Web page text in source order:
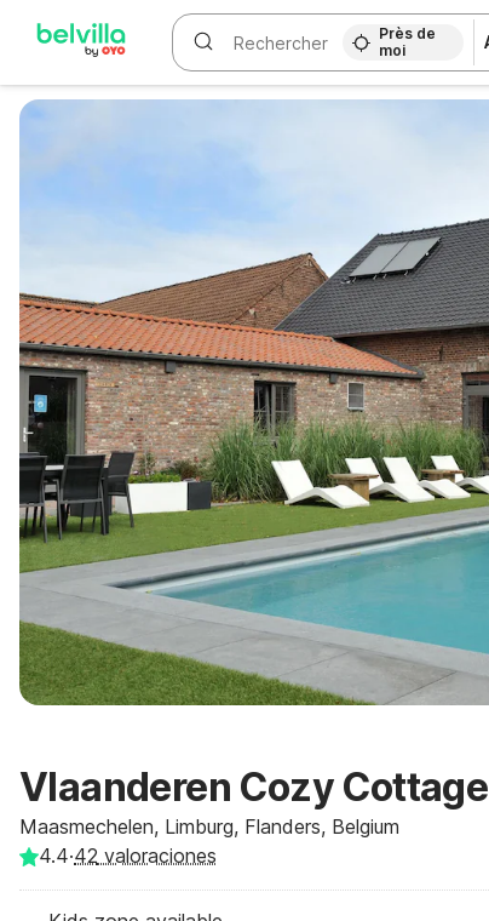
Près de
moi
Vlaanderen Cozy Cottage
Maasmechelen, Limburg, Flanders, Belgium
4.4·42 valoraciones